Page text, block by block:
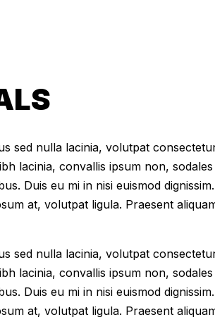
sed nulla lacinia, volutpat
lacinia, convallis ipsum non,
Duis eu mi in nisi euismod
at, volutpat ligula. Praesent
sed nulla lacinia, volutpat
lacinia, convallis ipsum non,
Duis eu mi in nisi euismod
at, volutpat ligula. Praesent